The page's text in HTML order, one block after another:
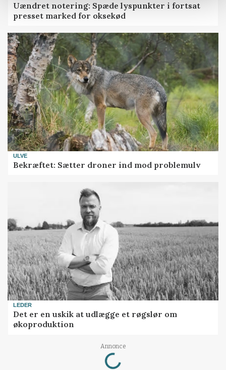
Uændret notering: Spæde lyspunkter i fortsat
presset marked for oksekød
ULVE
Bekræftet: Sætter droner ind mod problemulv
LEDER
Det er en uskik at udlægge et røgslør om
økoproduktion
Annonce
Loading...